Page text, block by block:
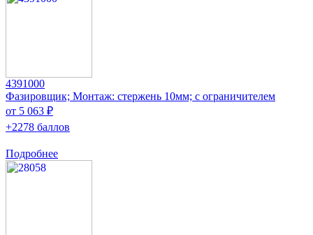
4391000
Фазировщик; Монтаж: стержень 10мм; с ограничителем
от 5 063 ₽
+2278 баллов
Подробнее